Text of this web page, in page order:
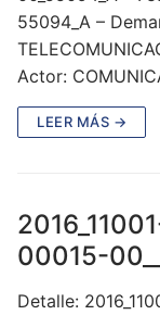
55094_A –
Actor:
LEER MÁS →
00015-
Detalle: